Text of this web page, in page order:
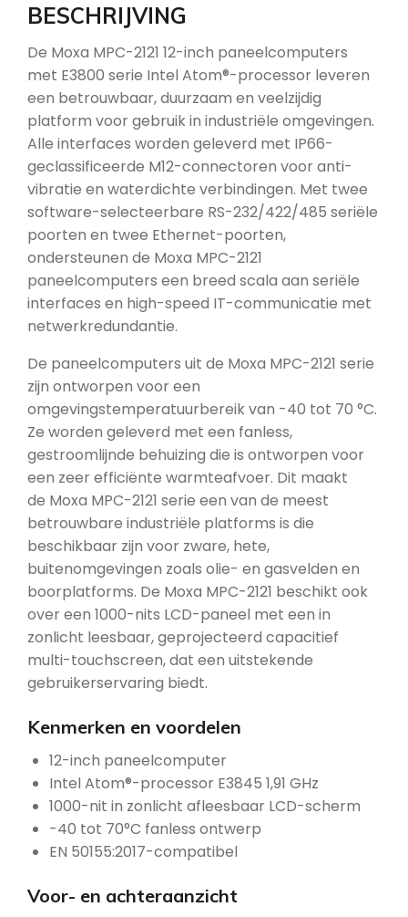
BESCHRIJVING
De Moxa MPC-2121 12-inch paneelcomputers
met E3800 serie Intel Atom®-processor leveren
een betrouwbaar, duurzaam en veelzijdig
platform voor gebruik in industriële omgevingen.
Alle interfaces worden geleverd met IP66-
geclassificeerde M12-connectoren voor anti-
vibratie en waterdichte verbindingen. Met twee
software-selecteerbare RS-232/422/485 seriële
poorten en twee Ethernet-poorten,
ondersteunen de Moxa MPC-2121
paneelcomputers een breed scala aan seriële
interfaces en high-speed IT-communicatie met
netwerkredundantie.
De paneelcomputers uit de Moxa MPC-2121 serie
zijn ontworpen voor een
omgevingstemperatuurbereik van -40 tot 70 °C.
Ze worden geleverd met een fanless,
gestroomlijnde behuizing die is ontworpen voor
een zeer efficiënte warmteafvoer. Dit maakt
de Moxa MPC-2121 serie een van de meest
betrouwbare industriële platforms is die
beschikbaar zijn voor zware, hete,
buitenomgevingen zoals olie- en gasvelden en
boorplatforms. De Moxa MPC-2121 beschikt ook
over een 1000-nits LCD-paneel met een in
zonlicht leesbaar, geprojecteerd capacitief
multi-touchscreen, dat een uitstekende
gebruikerservaring biedt.
Kenmerken en voordelen
12-inch paneelcomputer
Intel Atom®-processor E3845 1,91 GHz
1000-nit in zonlicht afleesbaar LCD-scherm
-40 tot 70°C fanless ontwerp
EN 50155:2017-compatibel
Voor- en achteraanzicht